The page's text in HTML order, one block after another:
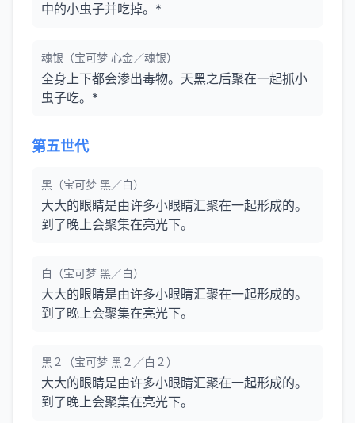
中的小虫子并吃掉。*
魂银（宝可梦 心金／魂银）
全身上下都会渗出毒物。天黑之后聚在一起抓小
虫子吃。*
第五世代
黑（宝可梦 黑／白）
大大的眼睛是由许多小眼睛汇聚在一起形成的。
到了晚上会聚集在亮光下。
白（宝可梦 黑／白）
大大的眼睛是由许多小眼睛汇聚在一起形成的。
到了晚上会聚集在亮光下。
黑２（宝可梦 黑２／白２）
大大的眼睛是由许多小眼睛汇聚在一起形成的。
到了晚上会聚集在亮光下。